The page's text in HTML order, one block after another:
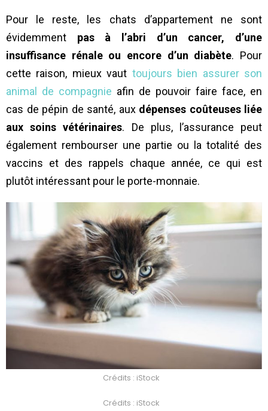
Pour le reste, les chats d’appartement ne sont
évidemment pas à l’abri d’un cancer, d’une
insuffisance rénale ou encore d’un diabète. Pour
cette raison, mieux vaut toujours bien assurer son
animal de compagnie afin de pouvoir faire face, en
cas de pépin de santé, aux dépenses coûteuses liée
aux soins vétérinaires. De plus, l’assurance peut
également rembourser une partie ou la totalité des
vaccins et des rappels chaque année, ce qui est
plutôt intéressant pour le porte-monnaie.
Crédits : iStock
Crédits : iStock